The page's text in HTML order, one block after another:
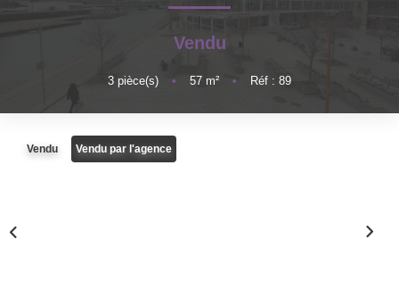
ESTIMER
NOTRE AGENCE
Qui Sommes-Nous ?
Vendu
3 pièce(s) • 57 m² • Réf : 89
Vendu Vendu par l'agence